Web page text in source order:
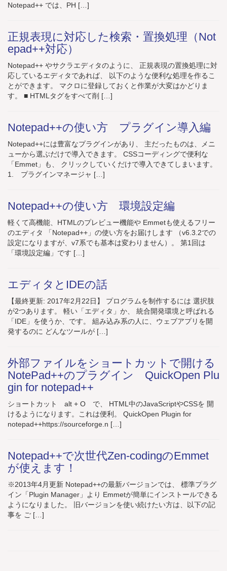
Notepad++ では、PH […]
正規表現に対応した検索・置換処理（Not
epad++対応）
Notepad++ やサクラエディタのように、 正規表現の置換処理に対
応しているエディタであれば、 以下のような便利な処理を作るこ
とができます。 マクロに登録しておくと作業が大変はかどりま
す。 ■ HTMLタグをすべて削 […]
Notepad++の使い方 プラグイン導入編
Notepad++には豊富なプラグインがあり、 主だったものは、メニ
ューから選ぶだけで導入できます。 CSSコーディングで便利な
「Emmet」も、 クリックしていくだけで導入できてしまいます。
1. プラグインマネージャ […]
Notepad++の使い方 環境設定編
軽くて高機能、HTMLのプレビュー機能や Emmetも使えるフリー
のエディタ 「Notepad++」の使い方をお届けします （v6.3.2での
設定になりますが、v7系でも基本は変わりません）。 第1回は
「環境設定編」です […]
エディタとIDEの話
【最終更新: 2017年2月22日】 プログラムを制作するには 選択肢
が2つあります。 軽い「エディタ」か、 統合開発環境と呼ばれる
「IDE」を使うか、です。 組み込み系の人に、ウェブアプリを開
発するのに どんなツールが […]
外部ファイルをショートカットで開ける
NotePad++のプラグイン QuickOpen Plu
gin for notepad++
ショートカット alt + O で、 HTML中のJavaScriptやCSSを 開
けるようになります。これは便利。 QuickOpen Plugin for
notepad++https://sourceforge.n […]
Notepad++で次世代Zen-codingのEmmet
が使えます！
※2013年4月更新 Notepad++の最新バージョンでは、 標準プラグ
イン「Plugin Manager」より Emmetが簡単にインストールできる
ようになりました。 旧バージョンを使い続けたい方は、以下の記
事を ご […]